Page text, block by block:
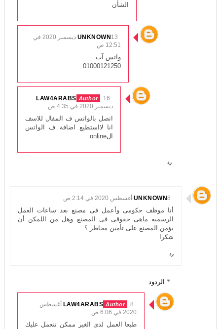
الشأن
UNKNOWN
13 ديسمبر 2020 في
12:51 ص
واتس آب
01000121250
LAW4ARABS
16
ديسمبر 2020 في 4:35 ص
اتصل بالواتس ف المفال للاسف
انا لااستطيع اضافة ف الواتس
الonline
رد
UNKNOWN8 أغسطس 2020 في 2:14 ص
أنا موظف حكومى وأعمل فى مصنع بعد ساعات العمل
الرسميه ماهى حقوقى فى المصنع وهل من اللمكن أن
يؤمن المصنع على تأمين مخاطر ؟
شكرا
رد
الردود
LAW4ARABS 8 أغسطس
2020 في 6:06 ص
طبعا العمل لدى الغير ممكن تتعمل عليك